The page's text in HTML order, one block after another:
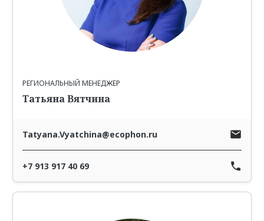
РЕГИОНАЛЬНЫЙ МЕНЕДЖЕР
Татьяна Вятчина
Tatyana.Vyatchina@ecophon.ru
+7 913 917 40 69